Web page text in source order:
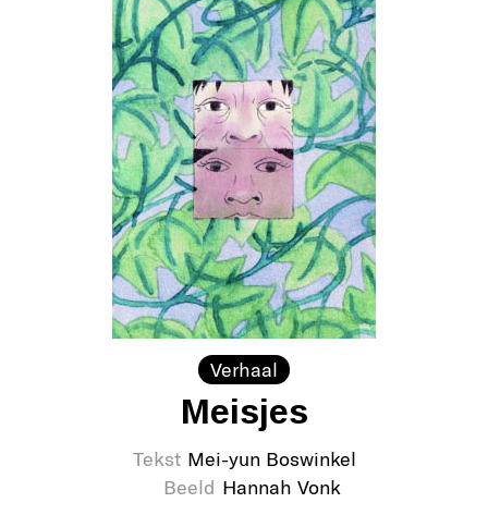
Verhaal
Meisjes
Tekst Mei-yun Boswinkel
Beeld Hannah Vonk